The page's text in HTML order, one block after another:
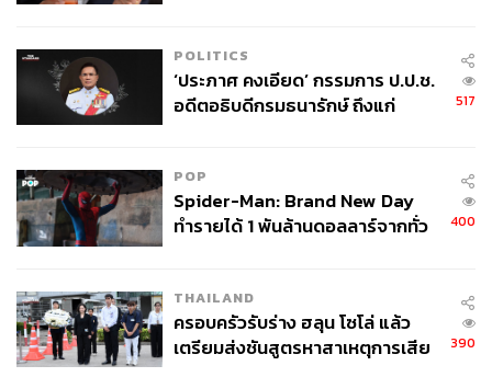
POLITICS
‘ประภาศ คงเอียด’ กรรมการ ป.ป.ช.
อดีตอธิบดีกรมธนารักษ์ ถึงแก่
517
POP
Spider-Man: Brand New Day
ทำรายได้ 1 พันล้านดอลลาร์จากทั่ว
400
THAILAND
ครอบครัวรับร่าง ฮลุน โซโล่ แล้ว
เตรียมส่งชันสูตรหาสาเหตุการเสีย
390